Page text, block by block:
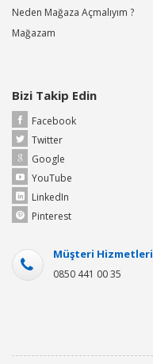
Neden Mağaza Açmalıyım ?
Mağazam
Bizi Takip Edin
Facebook
Twitter
Google
YouTube
LinkedIn
Pinterest
Müşteri Hizmetleri
0850 441 00 35